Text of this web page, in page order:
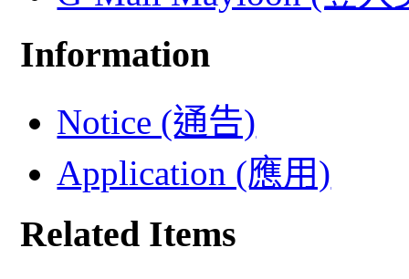
Information
Notice (通告)
Application (應用)
Related Items